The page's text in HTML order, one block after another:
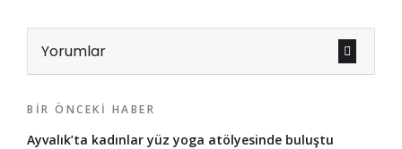
Yorumlar
BIR ÖNCEKI HABER
Ayvalık’ta kadınlar yüz yoga atölyesinde buluştu